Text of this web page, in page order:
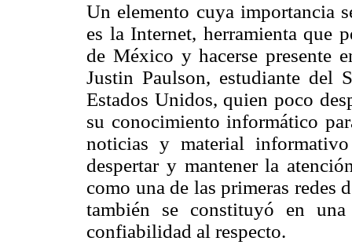
Un elemento cuya importancia
es la Internet, herramienta que
de México y hacerse presente
Justin Paulson, estudiante del
Estados Unidos, quien poco
su conocimiento informático
noticias y material
despertar y mantener la
como una de las primeras redes
también se constituyó en
confiabilidad al respecto.